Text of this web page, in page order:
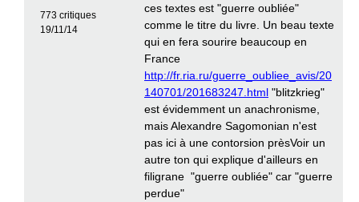
773 critiques
19/11/14
ces textes est "guerre oubliée"
comme le titre du livre. Un beau texte
qui en fera sourire beaucoup en
France
http://fr.ria.ru/guerre_oubliee_avis/20
140701/201683247.html "blitzkrieg"
est évidemment un anachronisme,
mais Alexandre Sagomonian n'est
pas ici à une contorsion prèsVoir un
autre ton qui explique d'ailleurs en
filigrane "guerre oubliée" car "guerre
perdue"